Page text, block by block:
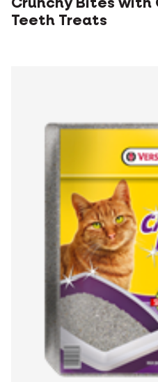
Crunchy Bites with
Teeth Treats